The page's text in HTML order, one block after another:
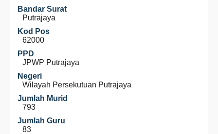
Bandar Surat
Putrajaya
Kod Pos
62000
PPD
JPWP Putrajaya
Negeri
Wilayah Persekutuan Putrajaya
Jumlah Murid
793
Jumlah Guru
83